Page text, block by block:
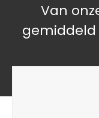
Van
gemiddeld